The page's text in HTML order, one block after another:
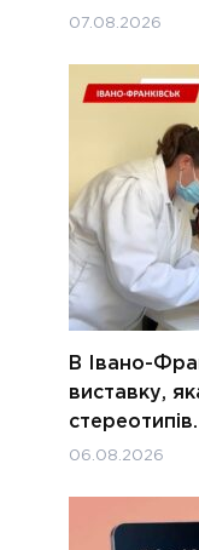
07.08.2026
В Івано-
виставку,
06.08.2026